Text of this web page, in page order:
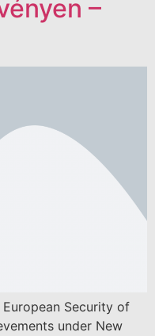
–
European Security of
under New